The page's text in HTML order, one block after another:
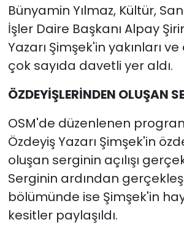
Bünyamin Yılmaz, Kültür,
İşler Daire Başkanı Alpay
Yazarı Şimşek'in yakınları
çok sayıda davetli yer aldı.
ÖZDEYİŞLERİNDEN OLUŞAN
OSM'de düzenlenen
Özdeyiş Yazarı Şimşek'in
oluşan serginin açılışı
Serginin ardından
bölümünde ise Şimşek'in
kesitler paylaşıldı.